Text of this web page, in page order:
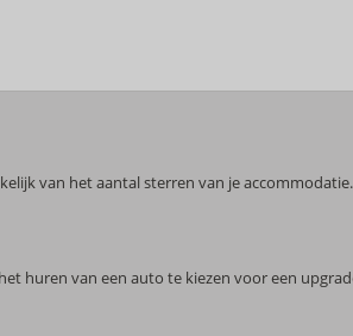
van het aantal sterren van je
huren van een auto te kiezen voor een